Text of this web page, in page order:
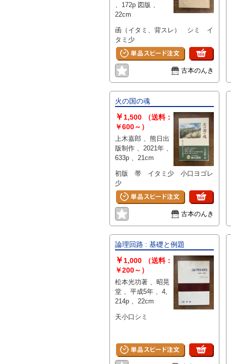
、172p 図版 、
22cm
函（イタミ、背スレ） シミ イ
タミ少
古本のんき
火の国の魂
￥ 1,500
（送料：
￥600～）
上木嘉郎 、熊日出
版制作 、2021年 、
633p 、21cm
初版 帯 イタミ少 小口ヨゴレ
少
古本のんき
論理回路 : 基礎と例題
￥ 1,000
（送料：
￥200～）
松本光功著 、昭晃
堂 、平成5年 、4,
214p 、22cm
天小口シミ